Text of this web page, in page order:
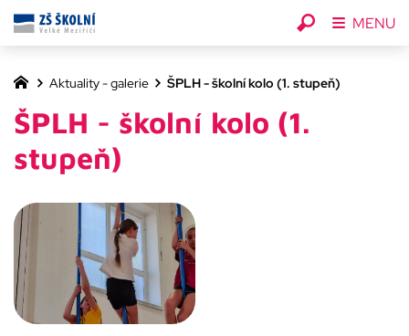
Aktuality - galerie ŠPLH - školní kolo (1. stupeň)
ŠPLH - školní kolo (1.
stupeň)
MENU